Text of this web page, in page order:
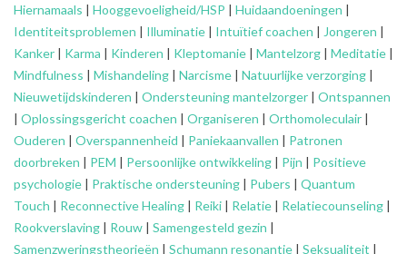
Hiernamaals | Hooggevoeligheid/HSP | Huidaandoeningen |
Identiteitsproblemen | Illuminatie | Intuïtief coachen | Jongeren |
Kanker | Karma | Kinderen | Kleptomanie | Mantelzorg | Meditatie |
Mindfulness | Mishandeling | Narcisme | Natuurlijke verzorging |
Nieuwetijdskinderen | Ondersteuningmantelzorger | Ontspannen
| Oplossingsgericht coachen | Organiseren | Orthomoleculair |
Ouderen | Overspannenheid | Paniekaanvallen | Patronen
doorbreken | PEM | Persoonlijke ontwikkeling | Pijn | Positieve
psychologie | Praktische ondersteuning | Pubers | Quantum
Touch | Reconnective Healing | Reiki | Relatie | Relatiecounseling |
Rookverslaving | Rouw | Samengesteld gezin |
Samenzweringstheorieën | Schumann resonantie | Seksualiteit |